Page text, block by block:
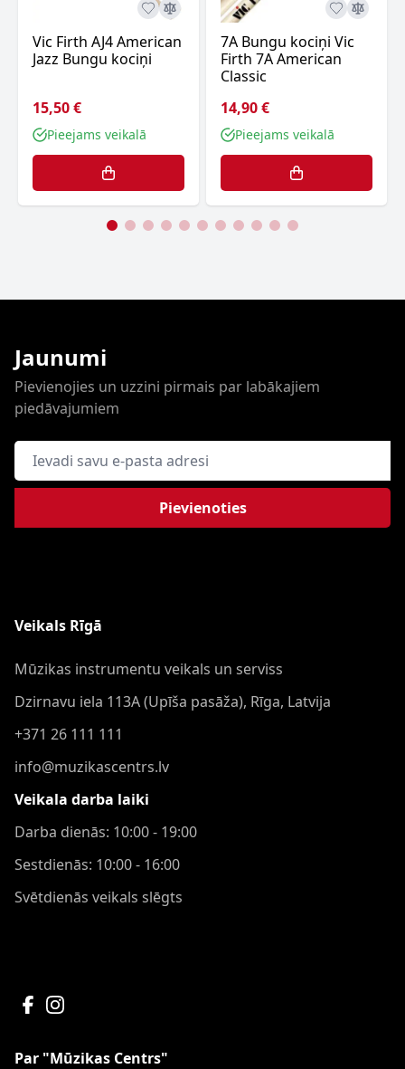
Vic Firth AJ4 American
Jazz Bungu kociņi
15,50 €
Pieejams veikalā
7A Bungu kociņi Vic
Firth 7A American
Classic
14,90 €
Pieejams veikalā
Jaunumi
Pievienojies un uzzini pirmais par labākajiem
piedāvajumiem
E-pasta adrese
Pievienoties
Veikals Rīgā
Mūzikas instrumentu veikals un serviss
Dzirnavu iela 113A (Upīša pasāža), Rīga, Latvija
+371 26 111 111
info@muzikascentrs.lv
Veikala darba laiki
Darba dienās: 10:00 - 19:00
Sestdienās: 10:00 - 16:00
Svētdienās veikals slēgts
Par "Mūzikas Centrs"